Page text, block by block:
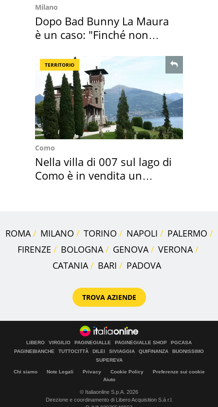
Milano
Dopo Bad Bunny La Maura
è un caso: "Finché non
TERRITORIO
Como
Nella villa di 007 sul lago di
Como è in vendita un
ROMA MILANO TORINO NAPOLI
PALERMO
FIRENZE
BOLOGNA GENOVA
VERONA
CATANIA
BARI PADOVA
TROVA AZIENDE
LIBERO VIRGILIO PAGINEGIALLE PAGINEGIALLE SHOP
PGCASA
PAGINEBIANCHE
TUTTOCITTÀ DILEI SIVIAGGIA QUIFINANZA
BUONISSIMO
SUPEREVA
Chi siamo Note Legali Privacy Cookie Policy
Preferenze sui cookie
Aiuto
© Italiaonline S.p.A. 2026
Direzione e coordinamento di Libero Acquisition S.á r.l.